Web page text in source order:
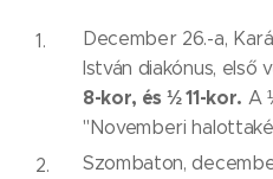
December 26.-a,
István diakónus, első
8-kor, és ½ 11-kor. A
"Novemberi
Szombaton,